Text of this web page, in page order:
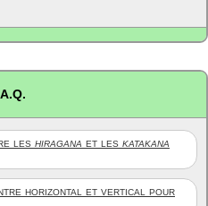
les hiragana et les katakana
horizontal et vertical pour